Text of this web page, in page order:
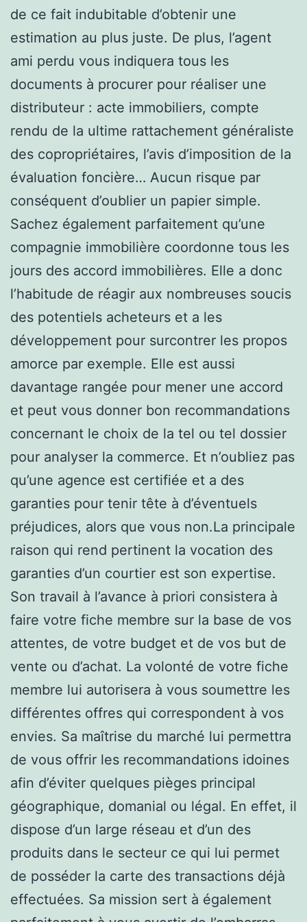
de ce fait indubitable d’obtenir une
estimation au plus juste. De plus, l’agent
ami perdu vous indiquera tous les
documents à procurer pour réaliser une
distributeur : acte immobiliers, compte
rendu de la ultime rattachement généraliste
des copropriétaires, l’avis d’imposition de la
évaluation foncière… Aucun risque par
conséquent d’oublier un papier simple.
Sachez également parfaitement qu’une
compagnie immobilière coordonne tous les
jours des accord immobilières. Elle a donc
l’habitude de réagir aux nombreuses soucis
des potentiels acheteurs et a les
développement pour surcontrer les propos
amorce par exemple. Elle est aussi
davantage rangée pour mener une accord
et peut vous donner bon recommandations
concernant le choix de la tel ou tel dossier
pour analyser la commerce. Et n’oubliez pas
qu’une agence est certifiée et a des
garanties pour tenir tête à d’éventuels
préjudices, alors que vous non.La principale
raison qui rend pertinent la vocation des
garanties d’un courtier est son expertise.
Son travail à l’avance à priori consistera à
faire votre fiche membre sur la base de vos
attentes, de votre budget et de vos but de
vente ou d’achat. La volonté de votre fiche
membre lui autorisera à vous soumettre les
différentes offres qui correspondent à vos
envies. Sa maîtrise du marché lui permettra
de vous offrir les recommandations idoines
afin d’éviter quelques pièges principal
géographique, domanial ou légal. En effet, il
dispose d’un large réseau et d’un des
produits dans le secteur ce qui lui permet
de posséder la carte des transactions déjà
effectuées. Sa mission sert à également